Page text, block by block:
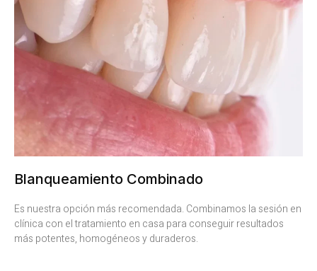
Blanqueamiento Combinado
Es nuestra opción más recomendada. Combinamos la sesión en
clínica con el tratamiento en casa para conseguir resultados
más potentes, homogéneos y duraderos.